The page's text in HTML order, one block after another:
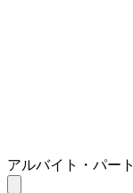
アルバイト・パート